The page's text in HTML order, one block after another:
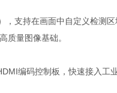
支持在画面中自定义检测
质量图像基础。
编码控制板，快速接入工